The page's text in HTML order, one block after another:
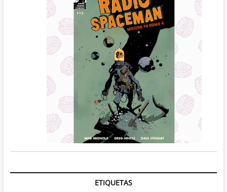
ETIQUETAS